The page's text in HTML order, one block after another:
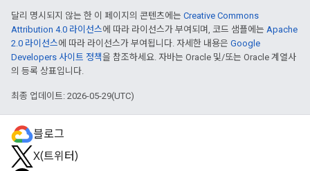
달리 명시되지 않는 한 이 페이지의 콘텐츠에는 Creative Commons
Attribution 4.0 라이선스에 따라 라이선스가 부여되며, 코드 샘플에는 Apache
2.0 라이선스에 따라 라이선스가 부여됩니다. 자세한 내용은 Google
Developers 사이트 정책을 참조하세요. 자바는 Oracle 및/또는 Oracle 계열사
의 등록 상표입니다.
최종 업데이트: 2026-05-29(UTC)
블로그
X(트위터)